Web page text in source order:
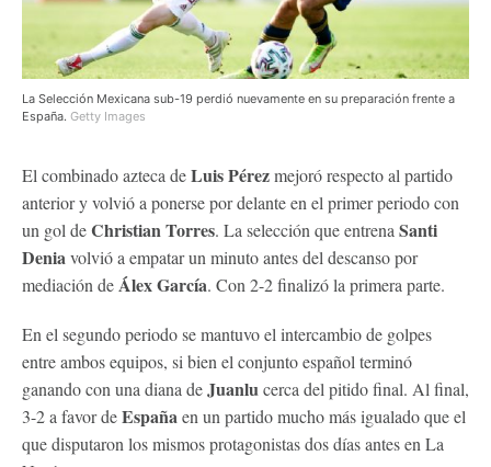
La Selección Mexicana sub-19 perdió nuevamente en su preparación frente a
España. Getty Images
El combinado azteca deLuis Pérezmejoró respecto al partido
anterior y volvió a ponerse por delante en el primer periodo con
un gol deChristian Torres. La selección que entrena Santi
Deniavolvió a empatar un minuto antes del descanso por
mediación deÁlex García. Con 2-2 finalizó la primera parte.
En el segundo periodo se mantuvo el intercambio de golpes
entre ambos equipos, si bien el conjunto español terminó
ganando con una diana deJuanlucerca del pitido final. Al final,
3-2 a favor deEspañaen un partido mucho más igualado que el
que disputaron los mismos protagonistas dos días antes en La